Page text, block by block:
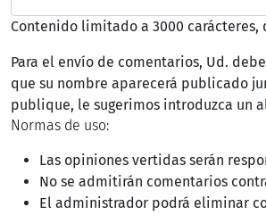
Contenido limitado a 3000 carácteres,
Para el envío de comentarios, Ud.
que su nombre aparecerá publicado
publique, le sugerimos introduzca un
Normas de uso:
Las opiniones vertidas serán
No se admitirán comentarios
El administrador podrá eliminar